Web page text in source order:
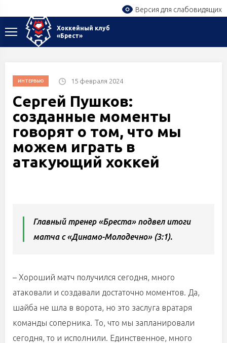
Версия для слабовидящих
Хоккейный клуб
«Брест»
ИНТЕРВЬЮ 15 февраля 2024
Сергей Пушков:
созданные моменты
говорят о том, что мы
можем играть в
атакующий хоккей
Главный тренер «Бреста» подвел итоги
матча с «Динамо-Молодечно» (3:1).
– Хороший матч получился сегодня, много
атаковали и создавали достаточно моментов. Да,
шайба не шла в ворота, но это заслуга вратаря
команды соперника. То, что мы запланировали
сегодня, то и исполнили. Единственное, много